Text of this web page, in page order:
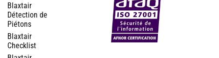
Blaxtair
Détection de
Piétons
Blaxtair
Checklist